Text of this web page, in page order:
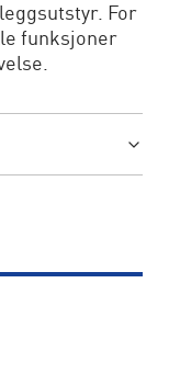
For
funksjoner